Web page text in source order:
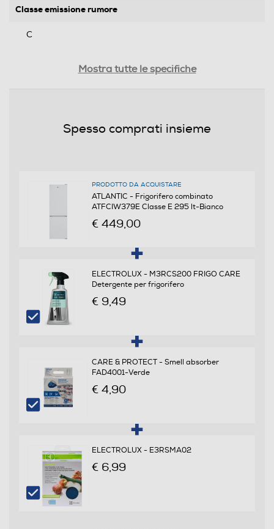
Classe emissione rumore
C
Raffreddamento frigorifero
No Frost (Ventilato+Deumidifica)
Sbrinamento frigorifero
Automatico
Numero ripiani
Materiale ripiani frigo
Ripiani in Cristallo temperato
Capacità netta congelatore- l
88
Raffreddamento congelatore
Mostra tutte le specifiche
Spesso comprati insieme
PRODOTTO DA ACQUISTARE
ATLANTIC - Frigorifero combinato
ATFCIW379E Classe E 295 lt-Bianco
€ 449,00
ELECTROLUX - M3RCS200 FRIGO CARE
Detergente per frigorifero
€ 9,49
CARE & PROTECT - Smell absorber
FAD4001-Verde
€ 4,90
ELECTROLUX - E3RSMA02
€ 6,99